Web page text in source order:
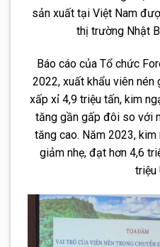
sản xuất tại Việt Nam
thị trường Nhật
Báo cáo của Tổ chức
2022, xuất khẩu viên
xấp xỉ 4,9 triệu tấn, kim
tăng gần gấp đôi so với
tăng cao. Năm 2023,
giảm nhẹ, đạt hơn 4,6
triệu